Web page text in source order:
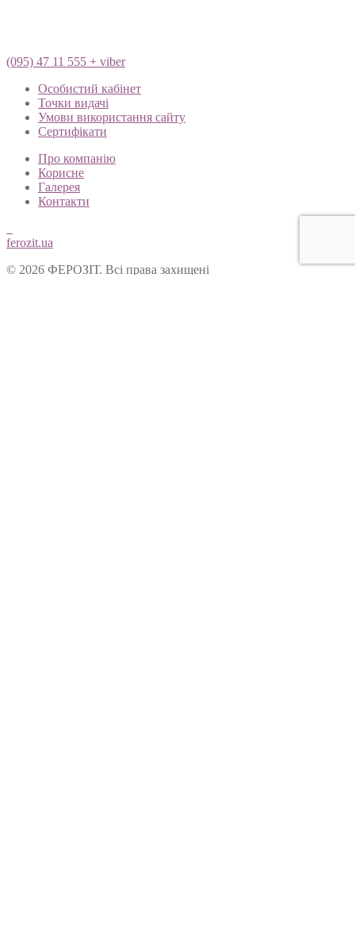
(095) 47 11 555 + viber
Особистий кабінет
Точки видачі
Умови використання сайту
Сертифікати
Про компанію
Корисне
Галерея
Контакти
ferozit.ua
© 2026 ФЕРОЗІТ. Всі права захищені